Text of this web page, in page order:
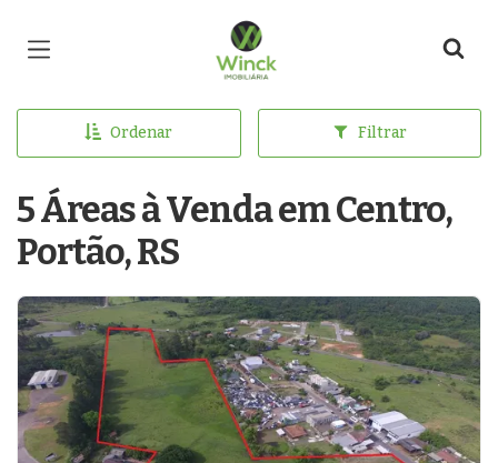
Página inicial
Ordenar Filtrar
5 Áreas à Venda em Centro,
Portão, RS